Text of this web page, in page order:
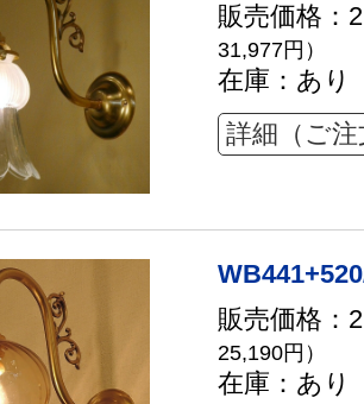
販売価格：
31,977円）
在庫：あり
詳細（ご
販売価格：
25,190円）
在庫：あり